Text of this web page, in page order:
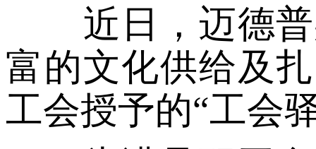
近日，迈德普
富的文化供给及
工会授予的“工会